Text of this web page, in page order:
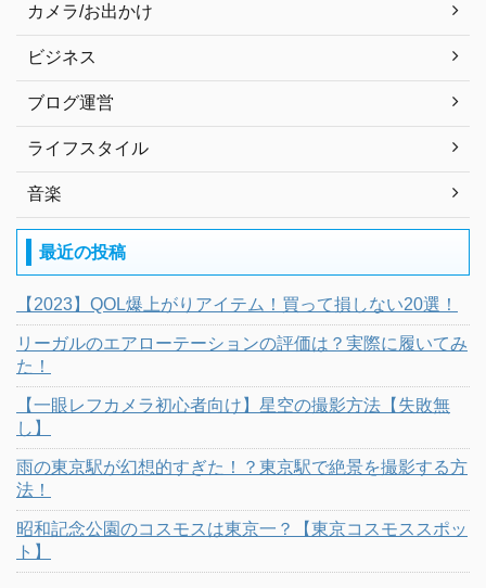
カメラ/お出かけ
ビジネス
ブログ運営
ライフスタイル
音楽
最近の投稿
【2023】QOL爆上がりアイテム！買って損しない20選！
リーガルのエアローテーションの評価は？実際に履いてみ
た！
【一眼レフカメラ初心者向け】星空の撮影方法【失敗無
し】
雨の東京駅が幻想的すぎた！？東京駅で絶景を撮影する方
法！
昭和記念公園のコスモスは東京一？【東京コスモススポッ
ト】